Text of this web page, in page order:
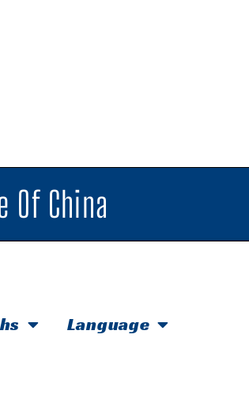
Of China
Language